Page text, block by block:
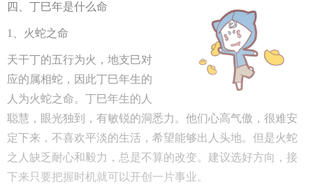
四、丁巳年是什么命
1 、火蛇之命
天干丁的五行为火，地支巳对
应的属相蛇，因此丁巳年生的
人为火蛇之命。丁巳年生的人
聪慧，眼光独到，有敏锐的洞悉力。他们心高气傲，很难安
定下来，不喜欢平淡的生活，希望能够出人头地。但是火蛇
之人缺乏耐心和毅力，总是不算的改变。建议选好方向，接
下来只要把握时机就可以开创一片事业。